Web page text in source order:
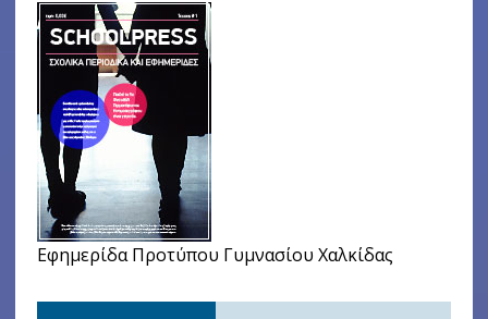
Εφημερίδα Προτύπου Γυμνασίου Χαλκίδας